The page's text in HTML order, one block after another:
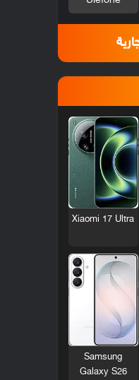
Xiaomi 17 Ultra
Samsung
Galaxy S26